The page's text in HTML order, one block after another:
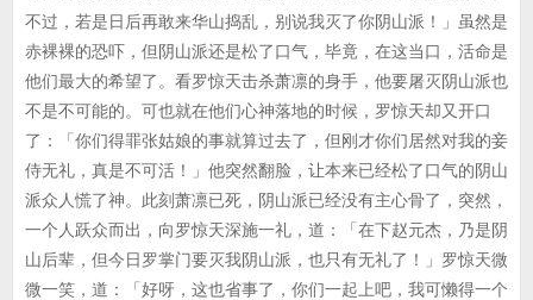
不过，若是日后再敢来华山捣乱，别说我灭了你阴山派！」虽然是
赤裸裸的恐吓，但阴山派还是松了口气，毕竟，在这当口，活命是
他们最大的希望了。看罗惊天击杀萧凛的身手，他要屠灭阴山派也
不是不可能的。可也就在他们心神落地的时候，罗惊天却又开口
了：「你们得罪张姑娘的事就算过去了，但刚才你们居然对我的妾
侍无礼，真是不可活！」他突然翻脸，让本来已经松了口气的阴山
派众人慌了神。此刻萧凛已死，阴山派已经没有主心骨了，突然，
一个人跃众而出，向罗惊天深施一礼，道：「在下赵元杰，乃是阴
山后辈，但今日罗掌门要灭我阴山派，也只有无礼了！」罗惊天微
微一笑，道：「好呀，这也省事了，你们一起上吧，我可懒得一个